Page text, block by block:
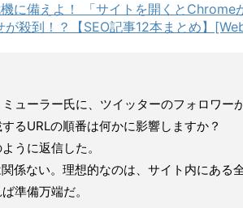
に備えよ！ 「サイトを開くとChrome
殺到！？【SEO記事12本まとめ】
ューラー氏に、ツイッターのフォロワー
るURLの順番は何かに影響しますか？
うに返信した。
係ない。理想的なのは、サイト内にある
準備万端だ。